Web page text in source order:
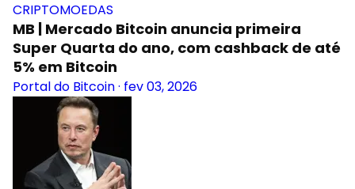
CRIPTOMOEDAS
MB | Mercado Bitcoin anuncia primeira
Super Quarta do ano, com cashback de até
5% em Bitcoin
Portal do Bitcoin· fev 03, 2026